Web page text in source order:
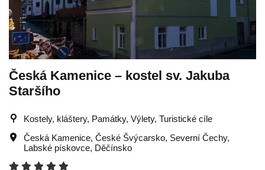
Česká Kamenice – kostel sv. Jakuba
Staršího
Kostely, kláštery, Památky, Výlety, Turistické cíle
Česká Kamenice, České Švýcarsko, Severní Čechy,
Labské pískovce, Děčínsko